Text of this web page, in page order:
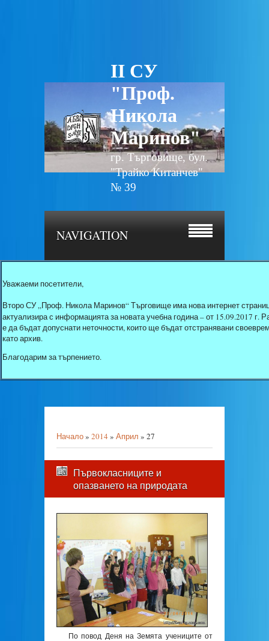
II СУ
"Проф.
Никола
Маринов"
гр. Търговище, бул.
"Трайко Китанчев"
№ 39
NAVIGATION
Уважаеми посетители,
Второ СУ „Проф. Никола Маринов“ Търговище има нова интернет
актуализира с информацията за новата учебна година – от 15.09.2017
е да бъдат допуснати неточности, които ще бъдат отстранявани
като архив.
Благодарим за търпението.
Начало» 2014 » Април » 27
Първокласниците и
опазването на природата
По повод Деня на Земята учениците от